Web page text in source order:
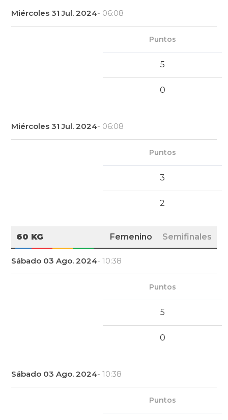
Miércoles 31 Jul. 2024- 06:08
Puntos
5
0
Miércoles 31 Jul. 2024- 06:08
Puntos
3
2
60 KG Femenino Semifinales
Sábado 03 Ago. 2024- 10:38
Puntos
5
0
Sábado 03 Ago. 2024- 10:38
Puntos